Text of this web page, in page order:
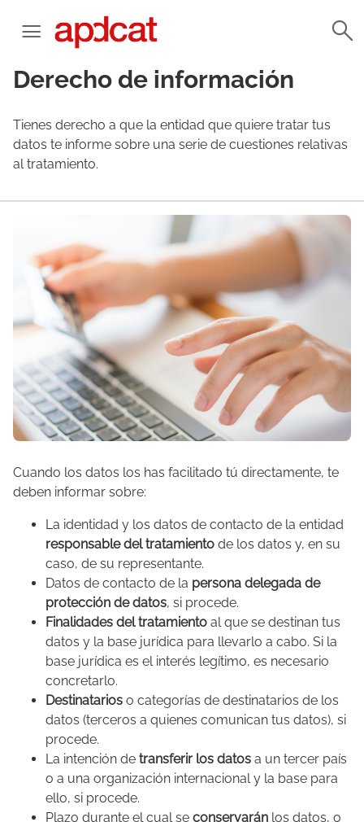
Derecho de información
Tienes derecho a que la entidad que quiere tratar tus
datos te informe sobre una serie de cuestiones relativas
al tratamiento.
Cuando los datos los has facilitado tú directamente, te
deben informar sobre:
La identidad y los datos de contacto de la entidad
responsable del tratamiento de los datos y, en su
caso, de su representante.
Datos de contacto de la persona delegada de
protección de datos, si procede.
Finalidades del tratamiento al que se destinan tus
datos y la base jurídica para llevarlo a cabo. Si la
base jurídica es el interés legítimo, es necesario
concretarlo.
Destinatarios o categorías de destinatarios de los
datos (terceros a quienes comunican tus datos), si
procede.
La intención de transferir los datos a un tercer país
o a una organización internacional y la base para
ello, si procede.
Plazo durante el cual se conservarán los datos, o